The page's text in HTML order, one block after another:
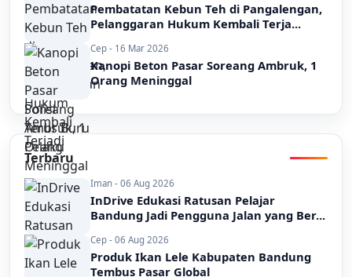
Pembatatan Kebun Teh di Pangalengan,
Pelanggaran Hukum Kembali Terja...
Cep - 16 Mar 2026
Kanopi Beton Pasar Soreang Ambruk, 1
Orang Meninggal
Terbaru
Iman - 06 Aug 2026
InDrive Edukasi Ratusan Pelajar
Bandung Jadi Pengguna Jalan yang Ber...
Cep - 06 Aug 2026
Produk Ikan Lele Kabupaten Bandung
Tembus Pasar Global